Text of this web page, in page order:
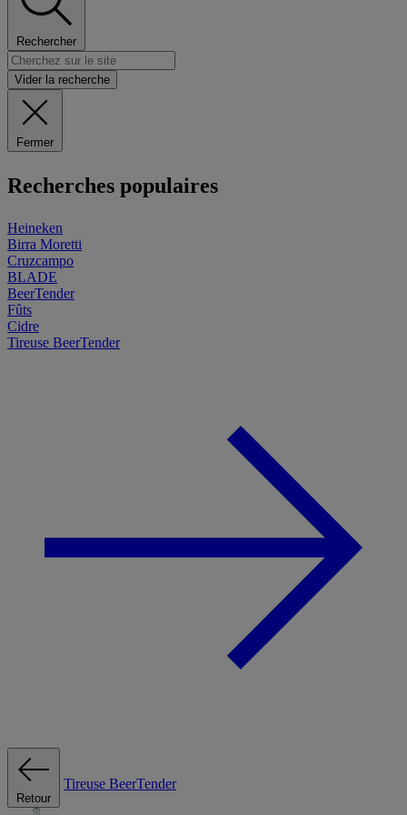
Rechercher
Vider la recherche
Fermer
Recherches populaires
Heineken
Birra Moretti
Cruzcampo
BLADE
BeerTender
Fûts
Cidre
Tireuse BeerTender
Retour
Tireuse BeerTender